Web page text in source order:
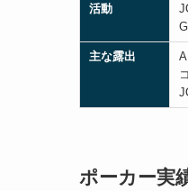
活動
主な露出
ポーカー実